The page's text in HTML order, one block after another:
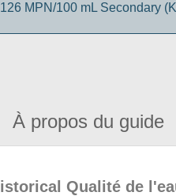
MPN/100 mL Secondary
À propos du guide
Qualité de